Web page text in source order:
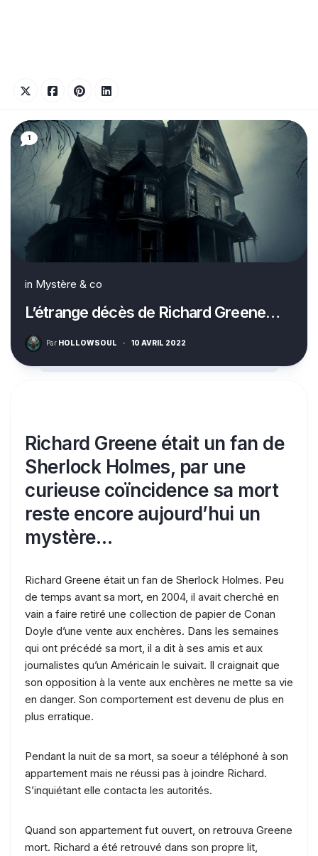
1
in Mystère & co
L’étrange décès de Richard Greene…
Par HOLLOWSOUL · 10 AVRIL 2022
Richard Greene était un fan de
Sherlock Holmes, par une
curieuse coïncidence sa mort
reste encore aujourd’hui un
mystère…
Richard Greene était un fan de Sherlock Holmes. Peu
de temps avant sa mort, en 2004, il avait cherché en
vain a faire retiré une collection de papier de Conan
Doyle d’une vente aux enchères. Dans les semaines
qui ont précédé sa mort, il a dit à ses amis et aux
journalistes qu’un Américain le suivait. Il craignait que
son opposition à la vente aux enchères ne mette sa vie
en danger. Son comportement est devenu de plus en
plus erratique.
Pendant la nuit de sa mort, sa soeur a téléphoné à son
appartement mais ne réussi pas à joindre Richard.
S’inquiétant elle contacta les autorités.
Quand son appartement fut ouvert, on retrouva Greene
mort. Richard a été retrouvé dans son propre lit,